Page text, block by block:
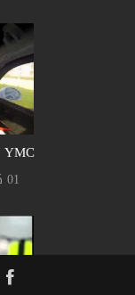
YMC
01 كانون الثاني 2013, 12:00 ص